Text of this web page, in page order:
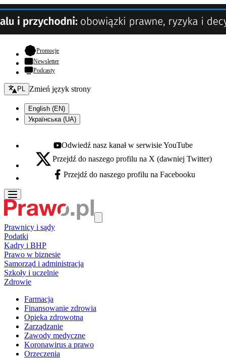
Promocje- otwiera się w nowej karcie
Newsletter
Podcasty
Zmień język - bieżący:
PL Zmień język strony
English (EN)
Українська (UA)
Youtube - otwiera się w nowej karcie
Odwiedź nasz kanał w serwisie YouTube
X - otwiera się w nowej karcie
Przejdź do naszego profilu na X (dawniej Twitter)
Facebook - otwiera się w nowej karcie
Przejdź do naszego profilu na Facebooku
Prawnicy i sądy
Podatki
Kadry i BHP
Prawo w biznesie
Samorząd i administracja
Szkoły i uczelnie
Zdrowie
Farmacja
Finansowanie zdrowia
Opieka zdrowotna
Zarządzanie
Zawody medyczne
Koronawirus a prawo
Orzeczenia